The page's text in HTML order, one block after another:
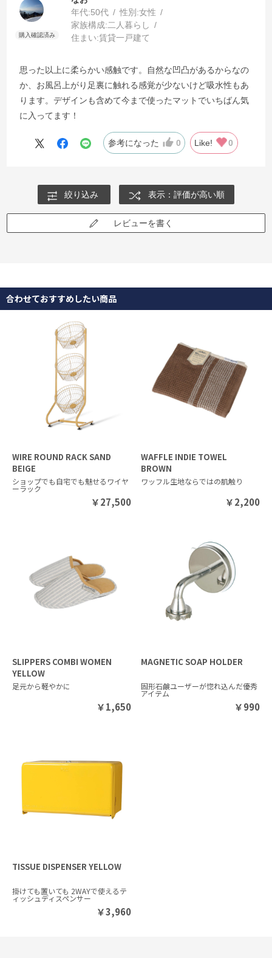
年代:50代 性別:女性
家族構成:二人暮らし
住まい:賃貸一戸建て
思った以上に柔らかい感触です。自然な凹凸があるからなの
か、お風呂上がり足裏に触れる感覚が少ないけど吸水性もあ
ります。デザインも含めて今まで使ったマットでいちばん気
に入ってます！
参考になった 0 Like! 0
絞り込み 表示：評価が高い順
レビューを書く
合わせておすすめしたい商品
WIRE ROUND RACK SAND
BEIGE
ショップでも自宅でも魅せるワイヤ
ーラック
￥27,500
WAFFLE INDIE TOWEL
BROWN
ワッフル生地ならではの肌触り
￥2,200
SLIPPERS COMBI WOMEN
YELLOW
足元から軽やかに
￥1,650
MAGNETIC SOAP HOLDER
固形石鹸ユーザーが惚れ込んだ優秀
アイテム
￥990
TISSUE DISPENSER YELLOW
掛けても置いても 2WAYで使えるテ
ィッシュディスペンサー
￥3,960